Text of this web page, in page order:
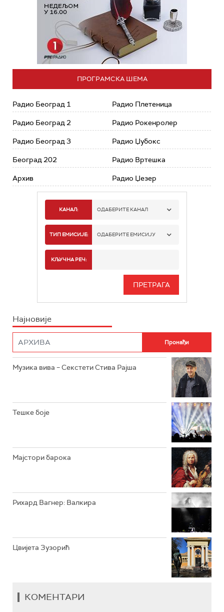
ПРОГРАМСКА ШЕМА
Радио Београд 1
Радио Београд 2
Радио Београд 3
Београд 202
Архив
Радио Плетеница
Радио Рокенролер
Радио Џубокс
Радио Вртешка
Радио Џезер
КАНАЛ: ОДАБЕРИТЕ КАНАЛ
РАДИО БЕОГРАД 1
РАДИО БЕОГРАД 3
РАДИО РОКЕНРОЛЕР
РАДИО ЏЕЗЕР
ТИП ЕМИСИЈЕ: ОДАБЕРИТЕ ЕМИСИЈУ
ИНФО
КЉУЧНА РЕЧ:
Најновије
Музика вива – Секстети Стива Рајша
Тешке боје
Мајстори барока
Рихард Вагнер: Валкира
Цвијета Зузорић
КОМЕНТАРИ